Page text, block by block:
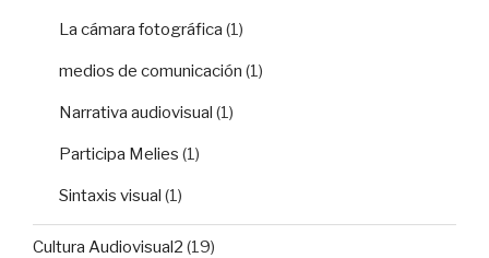
La cámara fotográfica (1)
medios de comunicación (1)
Narrativa audiovisual (1)
Participa Melies (1)
Sintaxis visual (1)
Cultura Audiovisual2 (19)